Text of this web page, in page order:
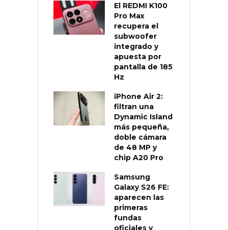
El REDMI K100
Pro Max
recupera el
subwoofer
integrado y
apuesta por
pantalla de 185
Hz
iPhone Air 2:
filtran una
Dynamic Island
más pequeña,
doble cámara
de 48 MP y
chip A20 Pro
Samsung
Galaxy S26 FE:
aparecen las
primeras
fundas
oficiales y